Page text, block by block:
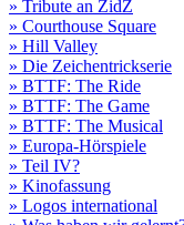
» Tribute an ZidZ
» Courthouse Square
» Hill Valley
» Die Zeichentrickserie
» BTTF: The Ride
» BTTF: The Game
» BTTF: The Musical
» Europa-Hörspiele
» Teil IV?
» Kinofassung
» Logos international